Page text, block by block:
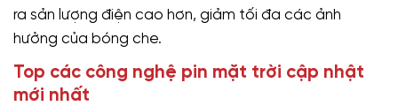
ra sản lượng điện cao hơn, giảm tối đa các ảnh
hưởng của bóng che.
Top các công nghệ pin mặt trời cập nhật
mới nhất